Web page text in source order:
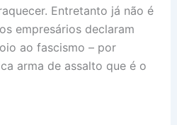
Entretanto já não é
empresários declaram
ao fascismo – por
arma de assalto que é o